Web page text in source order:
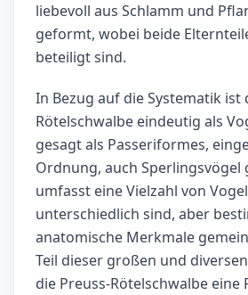
liebevoll aus Schlamm und
geformt, wobei beide
beteiligt sind.
In Bezug auf die Systematik ist
Rötelschwalbe eindeutig als
gesagt als Passeriformes,
Ordnung, auch Sperlingsvögel
umfasst eine Vielzahl von
unterschiedlich sind, aber
anatomische Merkmale
Teil dieser großen und
die Preuss-Rötelschwalbe eine